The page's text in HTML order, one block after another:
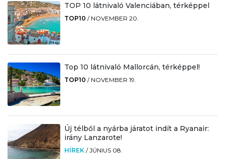
TOP 10 látnivaló Valenciában, térképpel
TOP10 / NOVEMBER 20.
Top 10 látnivaló Mallorcán, térképpel!
TOP10 / NOVEMBER 19.
Új télből a nyárba járatot indít a Ryanair:
irány Lanzarote!
HÍREK /JÚNIUS 08.